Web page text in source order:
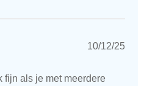
fijn als je met meerdere
10/12/25